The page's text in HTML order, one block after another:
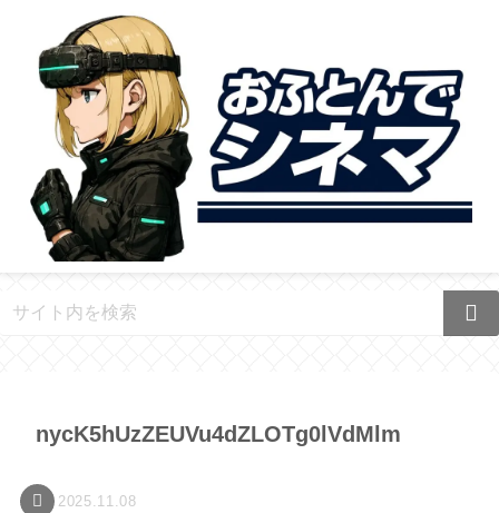
nycK5hUzZEUVu4dZLOTg0lVdMlm
2025.11.08